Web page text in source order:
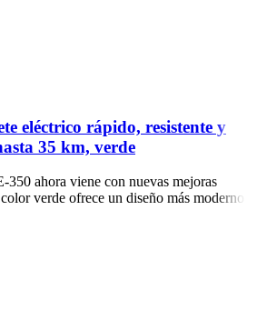
eléctrico rápido, resistente y
35 km, verde
ahora viene con nuevas mejoras
verde ofrece un diseño más moderno